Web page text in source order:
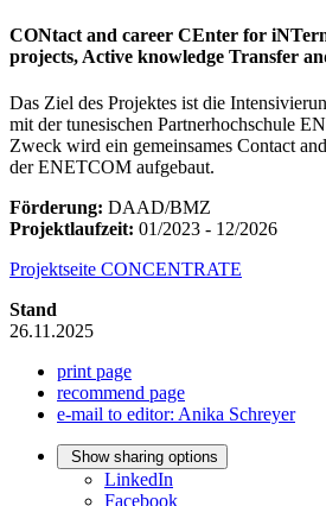
CONtact and career CEnter for
projects, Active knowledge Transfer
Das Ziel des Projektes ist die
mit der tunesischen Partnerhochschule
Zweck wird ein gemeinsames Contact
der ENETCOM aufgebaut.
Förderung: DAAD/BMZ
Projektlaufzeit: 01/2023 - 12/2026
Projektseite CONCENTRATE
Stand
26.11.2025
print page
recommend page
e-mail to editor: Anika Schreyer
Show sharing options
LinkedIn
Facebook